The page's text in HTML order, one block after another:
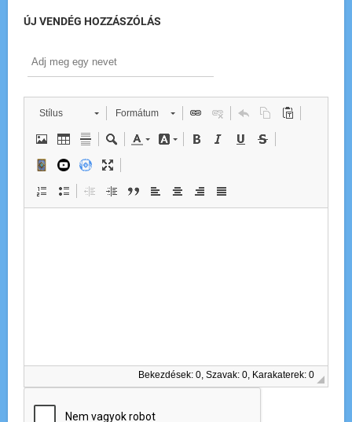
ÚJ VENDÉG HOZZÁSZÓLÁS
Stílus Formátum
Bekezdések: 0, Szavak: 0, Karakaterek: 0